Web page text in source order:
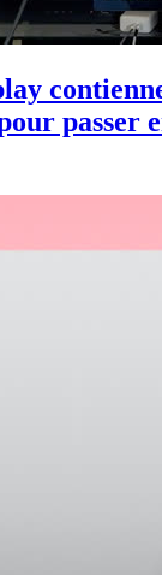
passer